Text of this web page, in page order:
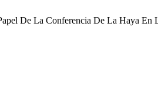
De La Conferencia De La Haya